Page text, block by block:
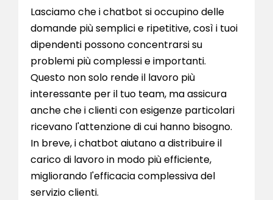
Lasciamo che i chatbot si occupino delle
domande più semplici e ripetitive, così i tuoi
dipendenti possono concentrarsi su
problemi più complessi e importanti.
Questo non solo rende il lavoro più
interessante per il tuo team, ma assicura
anche che i clienti con esigenze particolari
ricevano l'attenzione di cui hanno bisogno.
In breve, i chatbot aiutano a distribuire il
carico di lavoro in modo più efficiente,
migliorando l'efficacia complessiva del
servizio clienti.